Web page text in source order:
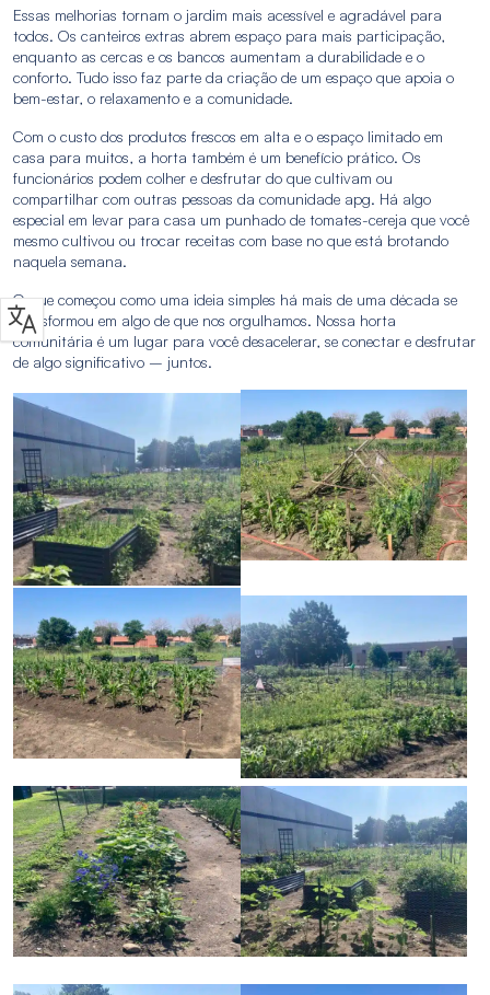
Essas melhorias tornam o jardim mais acessível e agradável para
todos. Os canteiros extras abrem espaço para mais participação,
enquanto as cercas e os bancos aumentam a durabilidade e o
conforto. Tudo isso faz parte da criação de um espaço que apoia o
bem-estar, o relaxamento e a comunidade.
Com o custo dos produtos frescos em alta e o espaço limitado em
casa para muitos, a horta também é um benefício prático. Os
funcionários podem colher e desfrutar do que cultivam ou
compartilhar com outras pessoas da comunidade apg. Há algo
especial em levar para casa um punhado de tomates-cereja que você
mesmo cultivou ou trocar receitas com base no que está brotando
naquela semana.
O que começou como uma ideia simples há mais de uma década se
transformou em algo de que nos orgulhamos. Nossa horta
comunitária é um lugar para você desacelerar, se conectar e desfrutar
de algo significativo – juntos.